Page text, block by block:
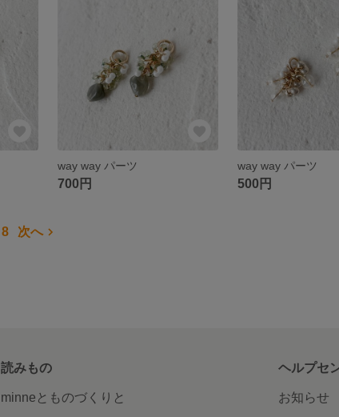
way way パーツ
700円
way way パーツ
500円
8 次へ
読みもの
minneとものづくりと
ヘルプセ
お知らせ